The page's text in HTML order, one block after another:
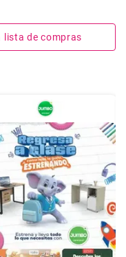
lista de compras